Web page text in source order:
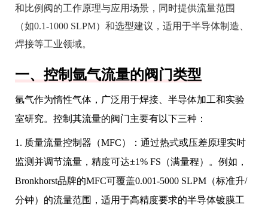
和比例阀的工作原理与应用场景，同时提供流量范围
（如0.1-1000 SLPM）和选型建议，适用于半导体制造、
焊接等工业领域。
一、控制氩气流量的阀门类型
氩气作为惰性气体，广泛用于焊接、半导体加工和实验
室研究。控制其流量的阀门主要有以下三种：
1. 质量流量控制器（MFC）：通过热式或压差原理实时
监测并调节流量，精度可达±1% FS（满量程）。例如，
Bronkhorst品牌的MFC可覆盖0.001-5000 SLPM（标准升/
分钟）的流量范围，适用于高精度要求的半导体镀膜工